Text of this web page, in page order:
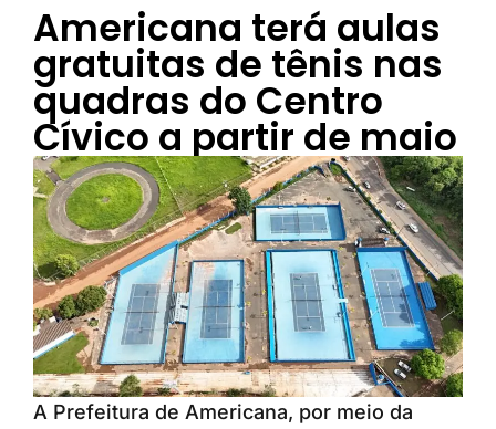
Americana terá aulas
gratuitas de tênis nas
quadras do Centro
Cívico a partir de maio
A Prefeitura de Americana, por meio da